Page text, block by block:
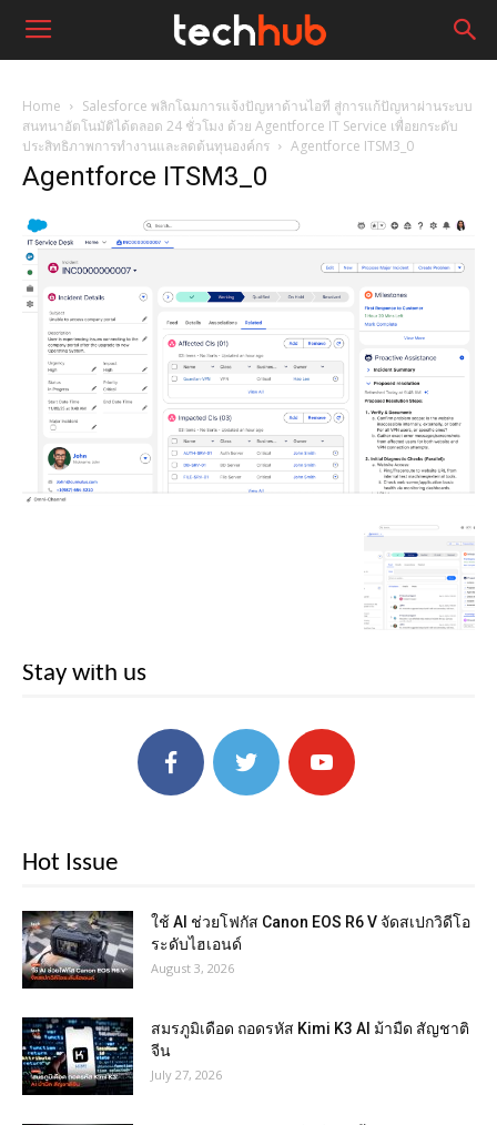
Home
Salesforce พลิกโฉมการแจ้งปัญหาด้านไอที สู่การแก้ปัญหาผ่านระบบ
สนทนาอัตโนมัติได้ตลอด 24 ชั่วโมง ด้วย Agentforce IT Service เพื่อยกระดับ
ประสิทธิภาพการทำงานและลดต้นทุนองค์กร
Agentforce ITSM3_0
Agentforce ITSM3_0
Stay with us
Hot Issue
ใช้ AI ช่วยโฟกัส Canon EOS R6 V จัดสเปกวิดีโอ
ระดับไฮเอนด์
August 3, 2026
สมรภูมิเดือด ถอดรหัส Kimi K3 AI ม้ามืด สัญชาติ
จีน
July 27, 2026